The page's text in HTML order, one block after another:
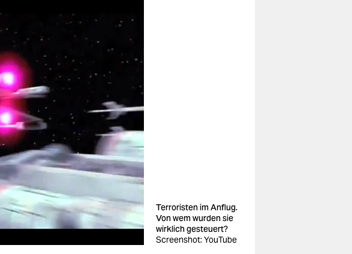
Terroristen im Anflug.
Von wem wurden sie
wirklich gesteuert?
Screenshot: YouTube